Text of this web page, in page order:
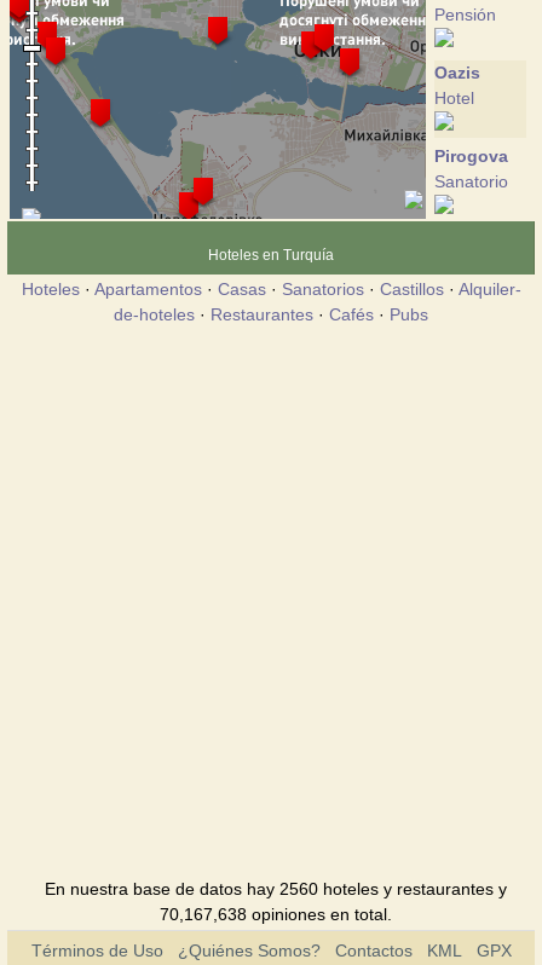
Pensión
Oazis
Hotel
Pirogova
Sanatorio
Hotel
Upiter
Pensión
Hoteles en Turquía
Hoteles· Apartamentos· Casas· Sanatorios· Castillos· Alquiler-
de-hoteles · Restaurantes · Cafés · Pubs
En nuestra base de datos hay 2560 hoteles y restaurantes y
70,167,638 opiniones en total.
Términos de Uso
¿Quiénes Somos? Contactos KML GPX